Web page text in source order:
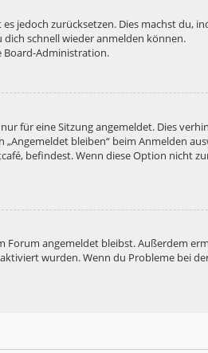
jedoch zurücksetzen. Dies machst du,
dich schnell wieder anmelden können.
Board-Administration.
für eine Sitzung angemeldet. Dies
bleiben“ beim Anmelden
befindest. Wenn diese Option nicht
Forum angemeldet bleibst. Außerdem
wurden. Wenn du Probleme bei